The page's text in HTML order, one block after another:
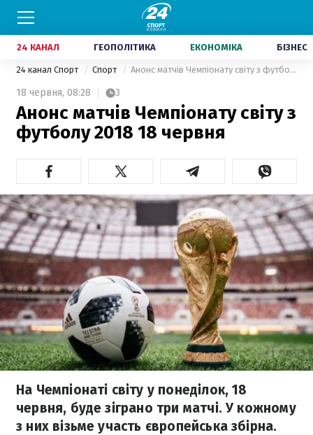
24 КАНАЛ ГЕОПОЛІТИКА ЕКОНОМІКА БІЗНЕС
24 канал Спорт Спорт Анонс матчів Чемпіонату світу з футболу 2018 18 червня
18 червня, 08:28 3
Анонс матчів Чемпіонату світу з
футболу 2018 18 червня
На Чемпіонаті світу у понеділок, 18
червня, буде зіграно три матчі. У кожному
з них візьме участь європейська збірна.